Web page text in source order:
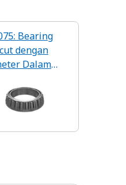
Bearing
dengan
Dalam